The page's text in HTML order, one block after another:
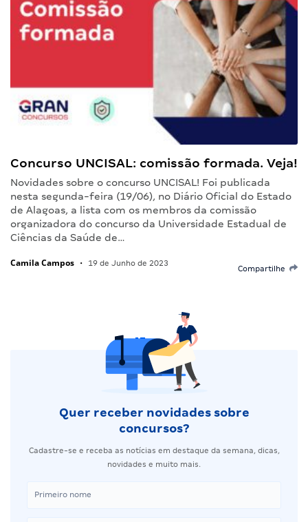
Concurso UNCISAL: comissão formada. Veja!
Novidades sobre o concurso UNCISAL! Foi publicada
nesta segunda-feira (19/06), no Diário Oficial do Estado
de Alagoas, a lista com os membros da comissão
organizadora do concurso da Universidade Estadual de
Ciências da Saúde de…
Camila Campos • 19 de Junho de 2023
Compartilhe
Quer receber novidades sobre
concursos?
Cadastre-se e receba as notícias em destaque da semana, dicas,
novidades e muito mais.